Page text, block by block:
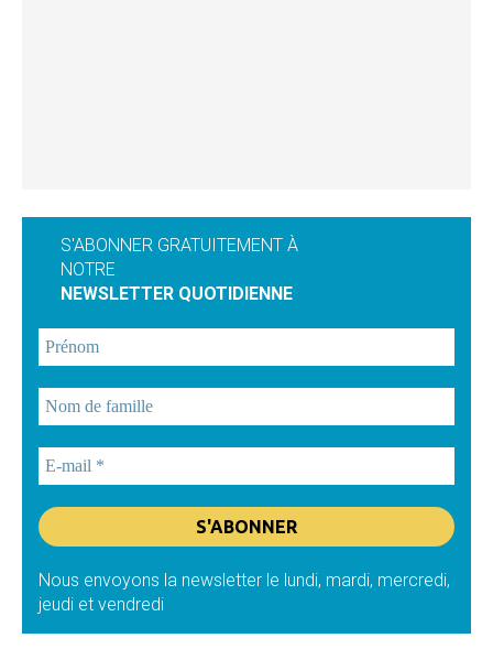
S'ABONNER GRATUITEMENT À
NOTRE
NEWSLETTER QUOTIDIENNE
Nous envoyons la newsletter le lundi, mardi, mercredi,
jeudi et vendredi